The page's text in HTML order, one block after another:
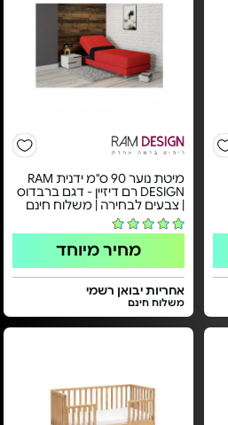
מיטת נוער 90 ס''מ ידנית RAM
DESIGN רם דיזיין - דגם ברבדוס
| צבעים לבחירה | משלוח חינם
מחיר מיוחד
אחריות יבואן רשמי
משלוח חינם